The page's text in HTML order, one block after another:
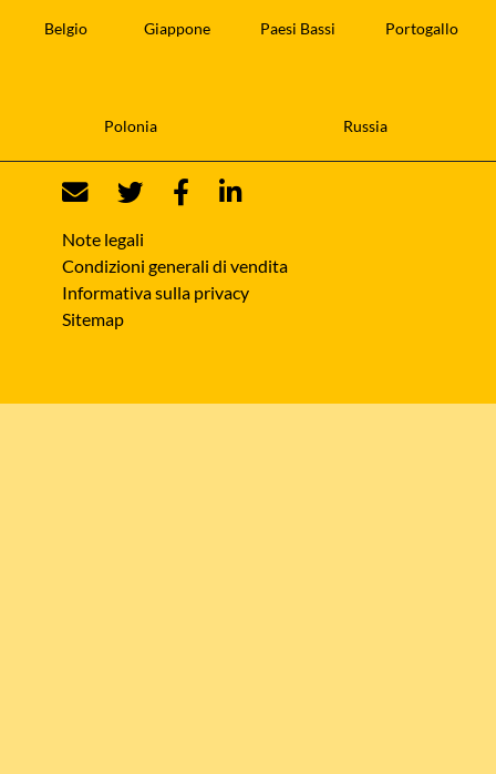
Belgio Giappone Paesi Bassi Portogallo
Polonia Russia
Note legali
Condizioni generali di vendita
Informativa sulla privacy
Sitemap